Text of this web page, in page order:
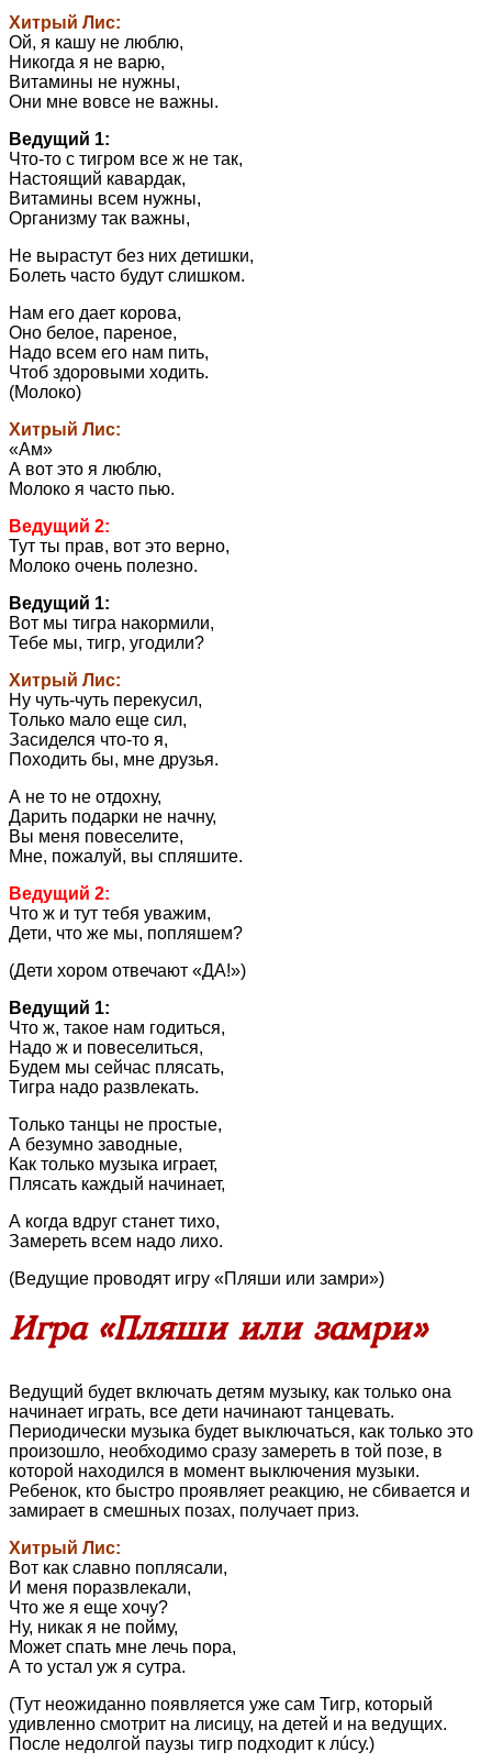
Хитрый Лис:
Ой, я кашу не люблю,
Никогда я не варю,
Витамины не нужны,
Они мне вовсе не важны.
Ведущий 1:
Что-то с тигром все ж не так,
Настоящий кавардак,
Витамины всем нужны,
Организму так важны,
Не вырастут без них детишки,
Болеть часто будут слишком.
Нам его дает корова,
Оно белое, пареное,
Надо всем его нам пить,
Чтоб здоровыми ходить.
(Молоко)
Хитрый Лис:
«Ам»
А вот это я люблю,
Молоко я часто пью.
Ведущий 2:
Тут ты прав, вот это верно,
Молоко очень полезно.
Ведущий 1:
Вот мы тигра накормили,
Тебе мы, тигр, угодили?
Хитрый Лис:
Ну чуть-чуть перекусил,
Только мало еще сил,
Засиделся что-то я,
Походить бы, мне друзья.
А не то не отдохну,
Дарить подарки не начну,
Вы меня повеселите,
Мне, пожалуй, вы спляшите.
Ведущий 2:
Что ж и тут тебя уважим,
Дети, что же мы, попляшем?
(Дети хором отвечают «ДА!»)
Ведущий 1:
Что ж, такое нам годиться,
Надо ж и повеселиться,
Будем мы сейчас плясать,
Тигра надо развлекать.
Только танцы не простые,
А безумно заводные,
Как только музыка играет,
Плясать каждый начинает,
А когда вдруг станет тихо,
Замереть всем надо лихо.
(Ведущие проводят игру «Пляши или замри»)
Игра «Пляши или замри»
Ведущий будет включать детям музыку, как только она
начинает играть, все дети начинают танцевать.
Периодически музыка будет выключаться, как только это
произошло, необходимо сразу замереть в той позе, в
которой находился в момент выключения музыки.
Ребенок, кто быстро проявляет реакцию, не сбивается и
замирает в смешных позах, получает приз.
Хитрый Лис:
Вот как славно поплясали,
И меня поразвлекали,
Что же я еще хочу?
Ну, никак я не пойму,
Может спать мне лечь пора,
А то устал уж я сутра.
(Тут неожиданно появляется уже сам Тигр, который
удивленно смотрит на лисицу, на детей и на ведущих.
После недолгой паузы тигр подходит к лúсу.)